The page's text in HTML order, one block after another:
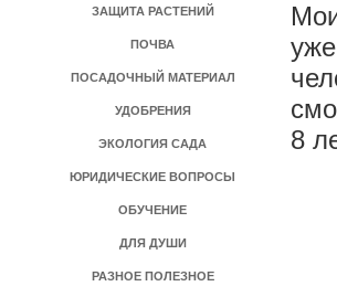
ЗАЩИТА РАСТЕНИЙ
ПОЧВА
ПОСАДОЧНЫЙ МАТЕРИАЛ
УДОБРЕНИЯ
ЭКОЛОГИЯ САДА
ЮРИДИЧЕСКИЕ ВОПРОСЫ
ОБУЧЕНИЕ
ДЛЯ ДУШИ
РАЗНОЕ ПОЛЕЗНОЕ
8